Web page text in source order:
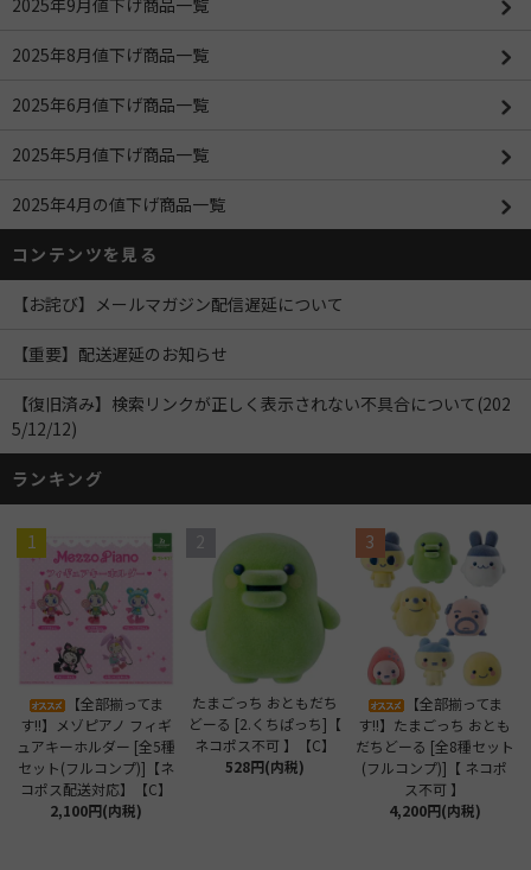
2025年8月値下げ商品一覧
2025年6月値下げ商品一覧
2025年5月値下げ商品一覧
2025年4月の値下げ商品一覧
コンテンツを見る
【お詫び】メールマガジン配信遅延について
【重要】配送遅延のお知らせ
【復旧済み】検索リンクが正しく表示されない不具合について(202
5/12/12)
ランキング
1
【全部揃ってま
す!!】メゾピアノ フィギ
ュアキーホルダー [全5種
セット(フルコンプ)]【ネ
コポス配送対応】【C】
2,100円(内税)
2
たまごっち おともだち
どーる [2.くちぱっち]【
ネコポス不可 】【C】
528円(内税)
3
【全部揃ってま
す!!】たまごっち おとも
だちどーる [全8種セット
(フルコンプ)]【 ネコポ
ス不可 】
4,200円(内税)